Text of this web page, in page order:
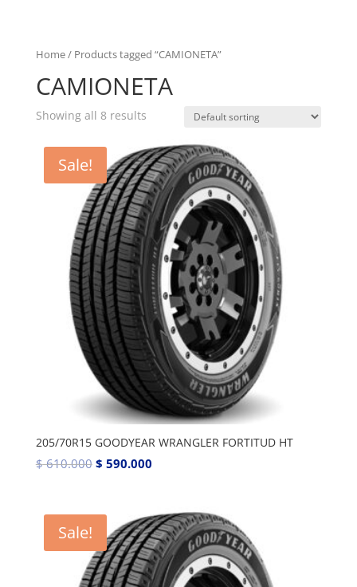
Home/ Products tagged “CAMIONETA”
CAMIONETA
Showing all 8 results
Sale!
205/70R15 GOODYEAR WRANGLER FORTITUD HT
$610.000 $ 590.000
Sale!